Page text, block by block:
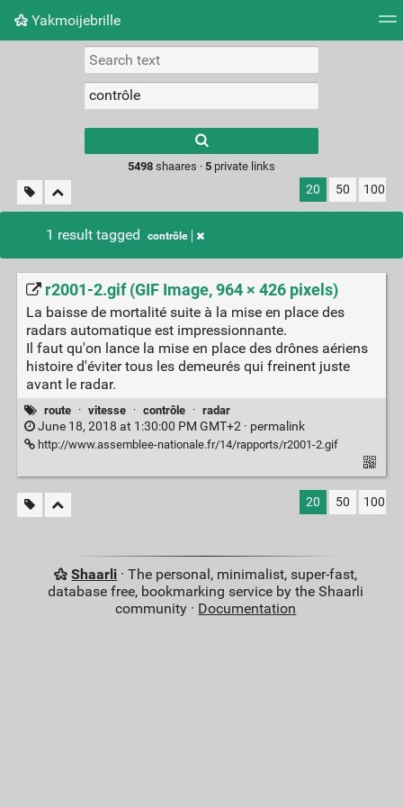
Yakmoijebrille
Picture wall
results.
5498shaares · 5private links
20 50 100
1 result tagged contrôle
r2001-2.gif (GIF Image, 964 × 426 pixels)
La baisse de mortalité suite à la mise en place des
radars automatique est impressionnante.
Il faut qu'on lance la mise en place des drônes aériens
histoire d'éviter tous les demeurés qui freinent juste
avant le radar.
route · vitesse · contrôle · radar
June 18, 2018 at 1:30:00 PM GMT+2 · permalink
http://www.assemblee-nationale.fr/14/rapports/r2001-2.gif
20 50 100
Shaarli · The personal, minimalist, super-fast,
database free, bookmarking service by the Shaarli
community · Documentation